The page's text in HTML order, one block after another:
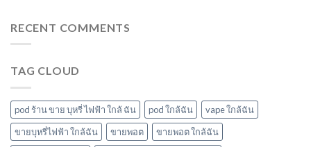
puff
sparkling
พอ
โบ
มี
กลิ่น
อะไร
RECENT COMMENTS
TAG CLOUD
pod ร้าน ขาย บุหรี่ ไฟฟ้า ใกล้ ฉัน pod ใกล้ฉัน
vape ใกล้ฉัน
ขายบุหรี่ไฟฟ้า ใกล้ฉัน
ขายพอต
ขายพอต ใกล้ฉัน